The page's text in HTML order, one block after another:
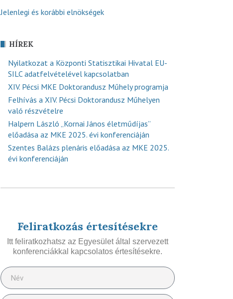
Jelenlegi és korábbi elnökségek
HÍREK
Nyilatkozat a Központi Statisztikai Hivatal EU-
SILC adatfelvételével kapcsolatban
XIV. Pécsi MKE Doktorandusz Műhely programja
Felhívás a XIV. Pécsi Doktorandusz Műhelyen
való részvételre
Halpern László „Kornai János életműdíjas”
előadása az MKE 2025. évi konferenciáján
Szentes Balázs plenáris előadása az MKE 2025.
évi konferenciáján
Feliratkozás értesítésekre
Itt feliratkozhatsz az Egyesület által szervezett
konferenciákkal kapcsolatos értesítésekre.